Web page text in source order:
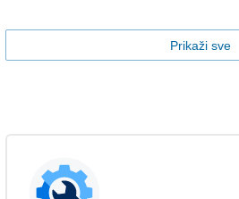
Prikaži sve